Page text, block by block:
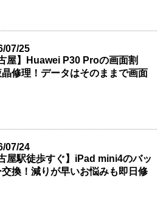
07/25
屋】Huawei P30 Proの画面割
修理！データはそのままで画面
07/24
屋駅徒歩すぐ】iPad mini4のバッ
交換！減りが早いお悩みも即日修